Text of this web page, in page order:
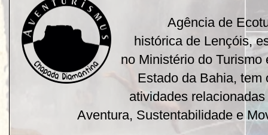
Agência de
histórica de Lençóis,
no Ministério do
Estado da Bahia, tem
atividades
Aventura, Sustentabilidade e